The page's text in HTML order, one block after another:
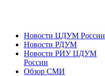
Новости ЦДУМ России
Новости РДУМ
Новости РИУ ЦДУМ
России
Обзор СМИ